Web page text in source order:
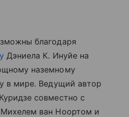
благодаря
Дэниела К. Инуйе на
наземному
в мире. Ведущий автор
совместно с
ван Ноортом и